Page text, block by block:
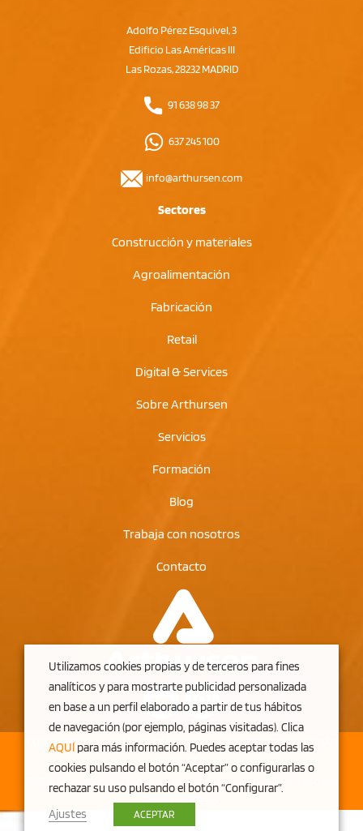
Adolfo Pérez Esquivel, 3
Edificio Las Américas III
Las Rozas, 28232 MADRID
91 638 98 37
637 245 100
info@arthursen.com
Sectores
Construcción y materiales
Agroalimentación
Fabricación
Retail
Digital & Services
Sobre Arthursen
Servicios
Formación
Blog
Trabaja con nosotros
Contacto
CÓDIGO ÉTICO POLÍTICA DE COOKIES
POLÍTICA DE PRIVACIDAD
AVISO LEGAL
2021 © Arthursen, S.L. Todos los derechos reservados. Realizado por
Pisto con Webo
Utilizamos cookies propias y de terceros para fines
analíticos y para mostrarte publicidad personalizada
en base a un perfil elaborado a partir de tus hábitos
de navegación (por ejemplo, páginas visitadas). Clica
AQUÍpara más información. Puedes aceptar todas las
cookies pulsando el botón “Aceptar” o configurarlas o
rechazar su uso pulsando el botón “Configurar”.
Ajustes
ACEPTAR